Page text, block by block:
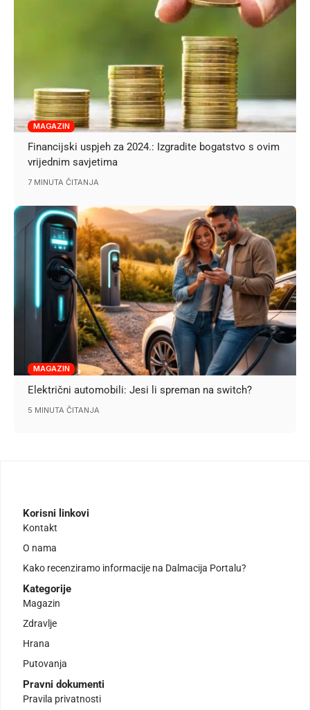
MAGAZIN
Financijski uspjeh za 2024.: Izgradite bogatstvo s ovim
vrijednim savjetima
7 MINUTA ČITANJA
MAGAZIN
Električni automobili: Jesi li spreman na switch?
5 MINUTA ČITANJA
Korisni linkovi
Kontakt
O nama
Kako recenziramo informacije na Dalmacija Portalu?
Kategorije
Magazin
Zdravlje
Hrana
Putovanja
Pravni dokumenti
Pravila privatnosti